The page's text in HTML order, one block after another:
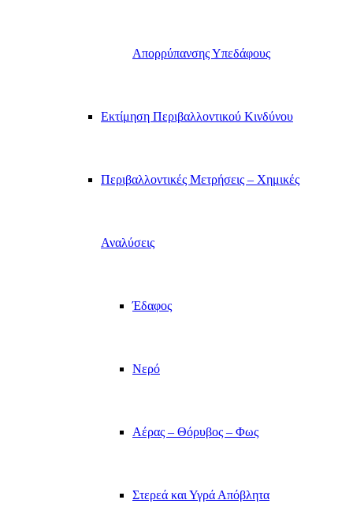
Απορρύπανσης Υπεδάφους
Εκτίμηση Περιβαλλοντικού Κινδύνου
Περιβαλλοντικές Μετρήσεις – Χημικές
Αναλύσεις
Έδαφος
Νερό
Αέρας – Θόρυβος – Φως
Στερεά και Υγρά Απόβλητα